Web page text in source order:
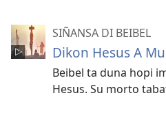
SIÑANSA DI BEIBEL
Dikon Hesus A
Beibel ta duna hopi
Hesus. Su morto